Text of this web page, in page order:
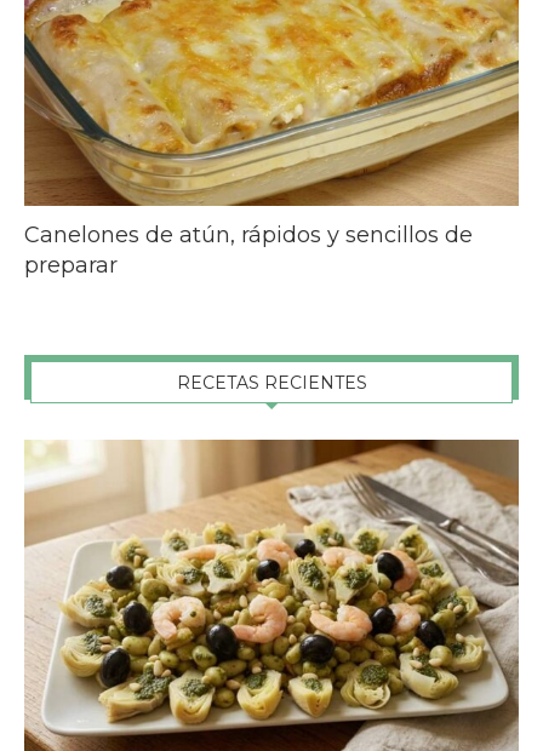
Canelones de atún, rápidos y sencillos de
preparar
RECETAS RECIENTES